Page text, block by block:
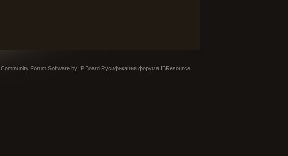
Community Forum Software by IP.Board Русификация форума IBResource